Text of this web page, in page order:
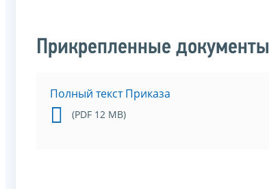
Прикрепленные документы
Полный текст Приказа
(PDF 12 MB)